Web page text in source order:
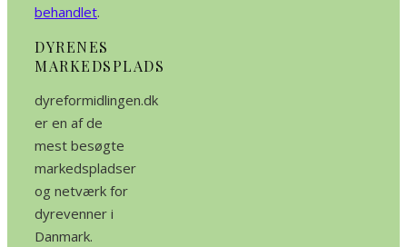
behandlet.
DYRENES
MARKEDSPLADS
dyreformidlingen.dk
er en af de
mest besøgte
markedspladser
og netværk for
dyrevenner i
Danmark.